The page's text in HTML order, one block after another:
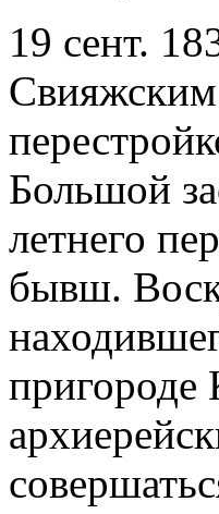
19 сент.
Большой
летнего
бывш.
пригороде